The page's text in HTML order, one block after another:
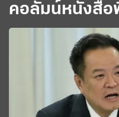
คอลัมน์หนังสื